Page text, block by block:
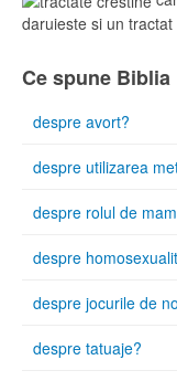
daruieste si un tractat
Ce spune Biblia
despre avort?
despre utilizarea
despre rolul de
despre
despre jocurile de
despre tatuaje?